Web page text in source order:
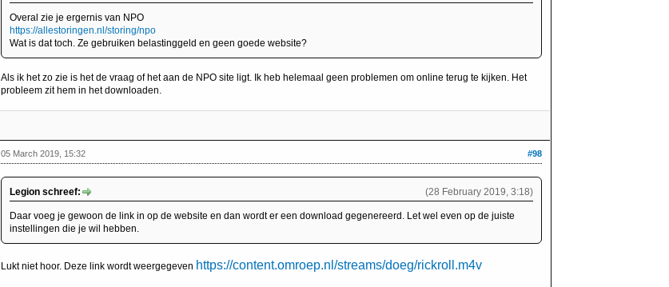
Overal zie je ergernis van NPO
https://allestoringen.nl/storing/npo
Wat is dat toch. Ze gebruiken belastinggeld en geen goede website?
Als ik het zo zie is het de vraag of het aan de NPO site ligt. Ik heb helemaal geen problemen om online terug te kijken. Het
probleem zit hem in het downloaden.
#98
05 March 2019, 15:32
(28 February 2019, 3:18)
Legion schreef:
Daar voeg je gewoon de link in op de website en dan wordt er een download gegenereerd. Let wel even op de juiste
instellingen die je wil hebben.
Lukt niet hoor. Deze link wordt weergegeven https://content.omroep.nl/streams/doeg/rickroll.m4v